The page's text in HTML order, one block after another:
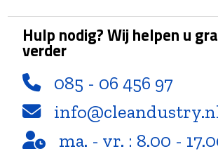
Hulp nodig? Wij helpen u
verder
085 - 06 456 97
ma. - vr. : 8.00 -